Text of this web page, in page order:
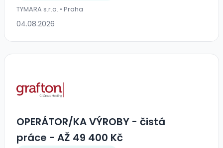
TYMARA s.r.o. • Praha
04.08.2026
OPERÁTOR/KA VÝROBY - čistá
práce - AŽ 49 400 Kč